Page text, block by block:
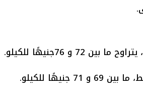
و 76جنيهًا للكيلو.
للكيلو.